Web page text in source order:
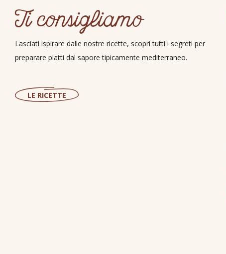
Ti consigliamo
Lasciati ispirare dalle nostre ricette, scopri tutti i segreti per
preparare piatti dal sapore tipicamente mediterraneo.
LE RICETTE